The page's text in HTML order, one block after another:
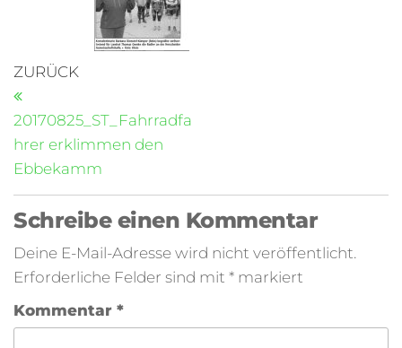
ZURÜCK
20170825_ST_Fahrradfa
hrer erklimmen den
Ebbekamm
Schreibe einen Kommentar
Deine E-Mail-Adresse wird nicht veröffentlicht.
Erforderliche Felder sind mit * markiert
Kommentar *